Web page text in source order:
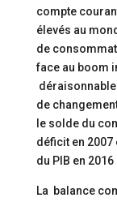
compte
élevés au
de
face au boom
de
le solde du
déficit en 2007
du PIB en
La balance